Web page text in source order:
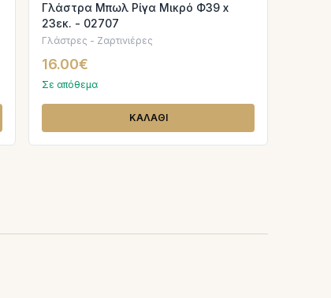
Γλάστρα Μπωλ Ρίγα Μικρό Φ39 x
23εκ. - 02707
Γλάστρες - Ζαρτινιέρες
16.00€
Σε απόθεμα
ΚΑΛΑΘΙ